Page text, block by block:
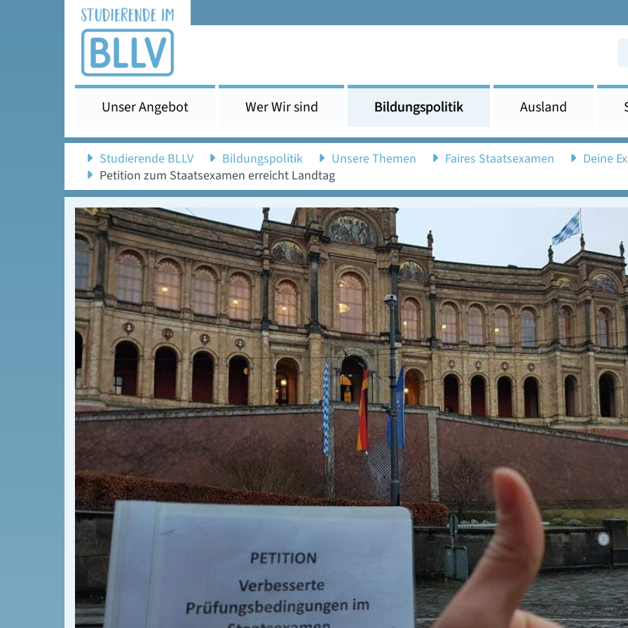
Unser Angebot Wer Wir sind Bildungspolitik Ausland
Studierende BLLV Bildungspolitik Unsere Themen Faires Staatsexamen
Deine
Petition zum Staatsexamen erreicht Landtag